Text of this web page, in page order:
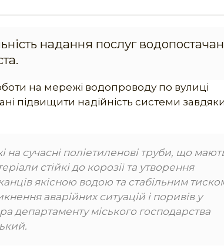
надання послуг
на мережі водопроводу по вулиці
підвищити надійність системи завдяки
на сучасні поліетиленові труби, що
стійкі до корозії та утворення
якісною водою та стабільним
аварійних ситуацій і поривів у
департаменту міського господарства